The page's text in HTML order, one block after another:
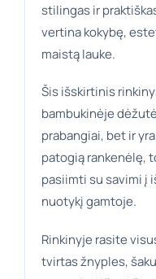
stilingas ir
vertina kokybę,
maistą lauke.
Šis išskirtinis
bambukinėje
prabangiai, bet ir
patogią rankenėlę,
pasiimti su savimi į
nuotykį gamtoje.
Rinkinyje rasite
tvirtas žnyples,